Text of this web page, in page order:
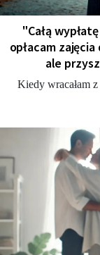
"Całą
opłacam
ale
Kiedy wracałam